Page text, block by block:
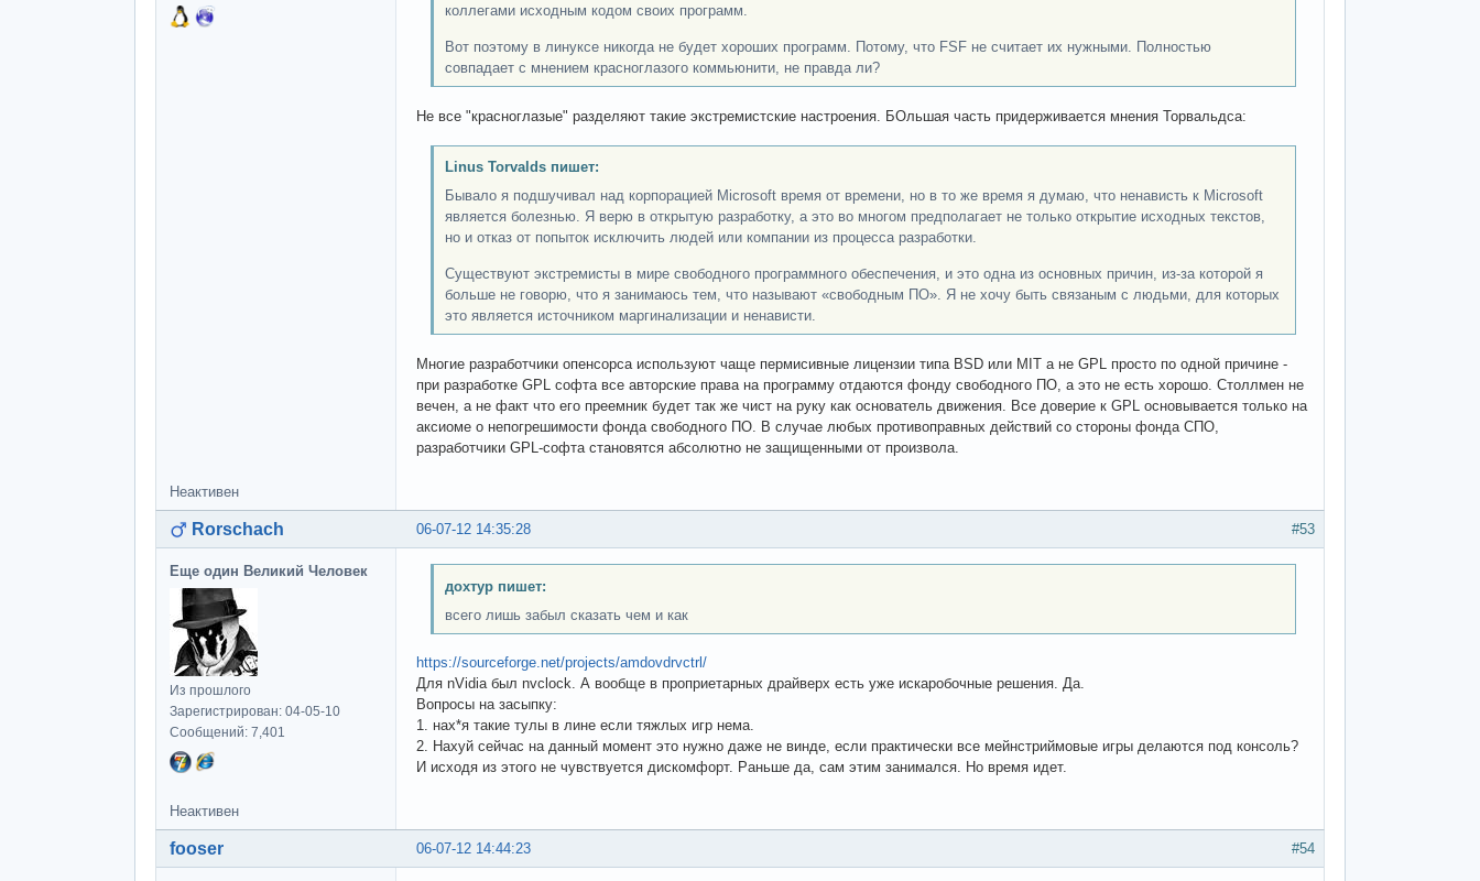
коллегами исходным кодом своих программ.
Вот поэтому в линуксе никогда не будет хороших программ. Потому, что FSF не считает их нужными. Полностью
совпадает с мнением красноглазого коммьюнити, не правда ли?
Не все "красноглазые" разделяют такие экстремистские настроения. БОльшая часть придерживается мнения Торвальдса:
Linus Torvalds пишет:
Бывало я подшучивал над корпорацией Microsoft время от времени, но в то же время я думаю, что ненависть к Microsoft
является болезнью. Я верю в открытую разработку, а это во многом предполагает не только открытие исходных текстов,
но и отказ от попыток исключить людей или компании из процесса разработки.
Существуют экстремисты в мире свободного программного обеспечения, и это одна из основных причин, из-за которой я
больше не говорю, что я занимаюсь тем, что называют «свободным ПО». Я не хочу быть связаным с людьми, для которых
это является источником маргинализации и ненависти.
Многие разработчики опенсорса используют чаще пермисивные лицензии типа BSD или MIT а не GPL просто по одной причине -
при разработке GPL софта все авторские права на программу отдаются фонду свободного ПО, а это не есть хорошо. Столлмен не
вечен, а не факт что его преемник будет так же чист на руку как основатель движения. Все доверие к GPL основывается только на
аксиоме о непогрешимости фонда свободного ПО. В случае любых противоправных действий со стороны фонда СПО,
разработчики GPL-софта становятся абсолютно не защищенными от произвола.
Неактивен
#53
06-07-12 14:35:28
Rorschach
Еще один Великий Человек
Из прошлого
Зарегистрирован: 04-05-10
Сообщений: 7,401
дохтур пишет:
всего лишь забыл сказать чем и как
https://sourceforge.net/projects/amdovdrvctrl/
Для nVidia был nvclock. А вообще в проприетарных драйверх есть уже искаробочные решения. Да.
Вопросы на засыпку:
1. нах*я такие тулы в лине если тяжлых игр нема.
2. Нахуй сейчас на данный момент это нужно даже не винде, если практически все мейнстриймовые игры делаются под консоль?
И исходя из этого не чувствуется дискомфорт. Раньше да, сам этим занимался. Но время идет.
Неактивен
#54
06-07-12 14:44:23
fooser